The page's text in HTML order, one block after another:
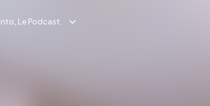
Le Podcast.